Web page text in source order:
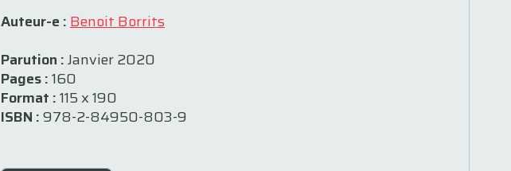
Auteur-e :Benoit Borrits
Parution :Janvier 2020
Pages :160
Format :115 x 190
ISBN :978-2-84950-803-9